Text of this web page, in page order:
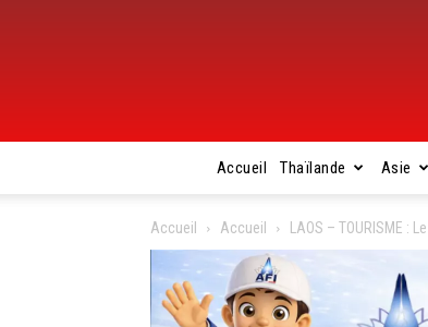
Accueil Thaïlande Asie
Accueil Accueil LAOS – TOURISME